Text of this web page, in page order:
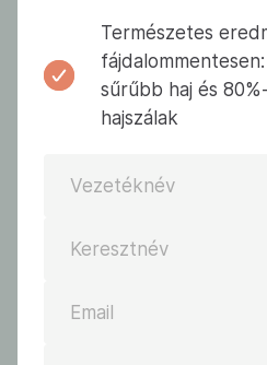
Természetes
sűrűbb haj és
hajszálak
Vezetéknév
Keresztnév
Email